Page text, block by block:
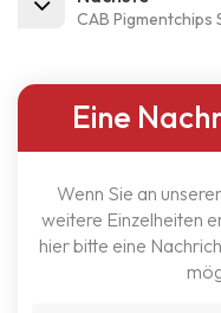
CAB Pigmentchips
Eine
Wenn Sie an
weitere Einzelheiten
hier bitte eine